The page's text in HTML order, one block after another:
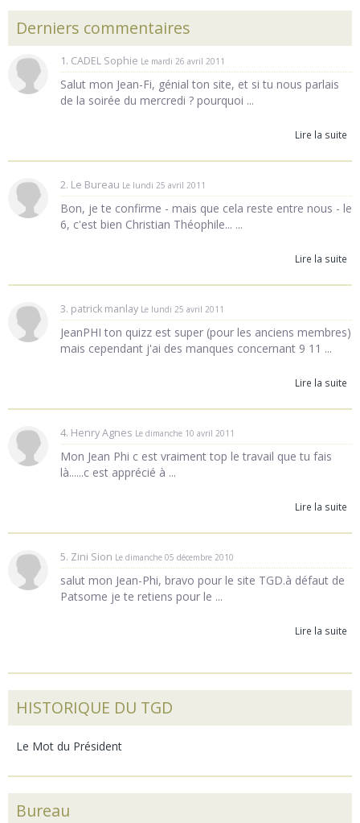
Derniers commentaires
1. CADEL Sophie Le mardi 26 avril 2011
Salut mon Jean-Fi, génial ton site, et si tu nous parlais
de la soirée du mercredi ? pourquoi ...
Lire la suite
2. Le Bureau Le lundi 25 avril 2011
Bon, je te confirme - mais que cela reste entre nous - le
6, c'est bien Christian Théophile... ...
Lire la suite
3. patrick manlay Le lundi 25 avril 2011
JeanPHI ton quizz est super (pour les anciens membres)
mais cependant j'ai des manques concernant 9 11 ...
Lire la suite
4. Henry Agnes Le dimanche 10 avril 2011
Mon Jean Phi c est vraiment top le travail que tu fais
là......c est apprécié à ...
Lire la suite
5. Zini Sion Le dimanche 05 décembre 2010
salut mon Jean-Phi, bravo pour le site TGD.à défaut de
Patsome je te retiens pour le ...
Lire la suite
HISTORIQUE DU TGD
Le Mot du Président
Bureau